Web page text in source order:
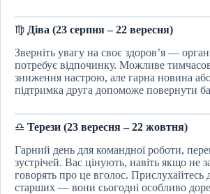
♍ Діва (23 серпня – 22 вересня)
Зверніть увагу на своє здоров’я —
потребує відпочинку. Можливе
зниження настрою, але гарна новина
підтримка друга допоможе повернути
♎ Терези (23 вересня – 22 жовтня)
Гарний день для командної роботи,
зустрічей. Вас цінують, навіть якщо не
говорять про це вголос. Прислухайтесь
старших — вони сьогодні особливо